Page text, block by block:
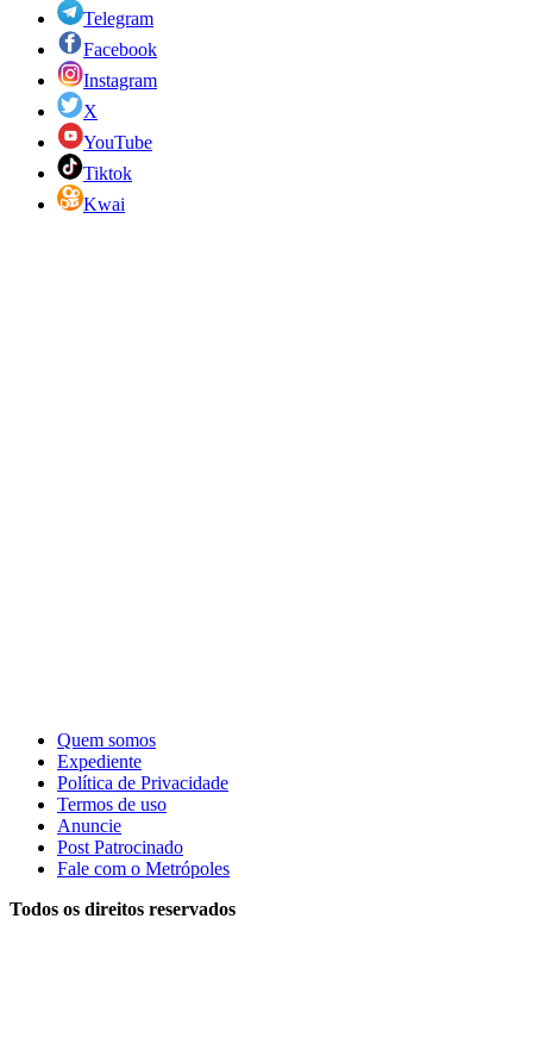
Telegram
Facebook
Instagram
X
YouTube
Tiktok
Kwai
Quem somos
Expediente
Política de Privacidade
Termos de uso
Anuncie
Post Patrocinado
Fale com o Metrópoles
Todos os direitos reservados